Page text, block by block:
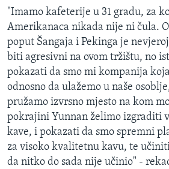
"Imamo kafeterije u 31 gradu, za
Amerikanaca nikada nije ni čula.
poput Šangaja i Pekinga je
biti agresivni na ovom tržištu, no
pokazati da smo mi kompanija
odnosno da ulažemo u naše
pružamo izvrsno mjesto na kom
pokrajini Yunnan želimo izgraditi
kave, i pokazati da smo spremni
za visoko kvalitetnu kavu, te
da nitko do sada nije učinio" -